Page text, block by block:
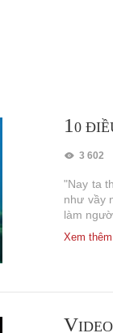
10
3 602
"Nay ta
như vầy
làm
Xem thêm
V